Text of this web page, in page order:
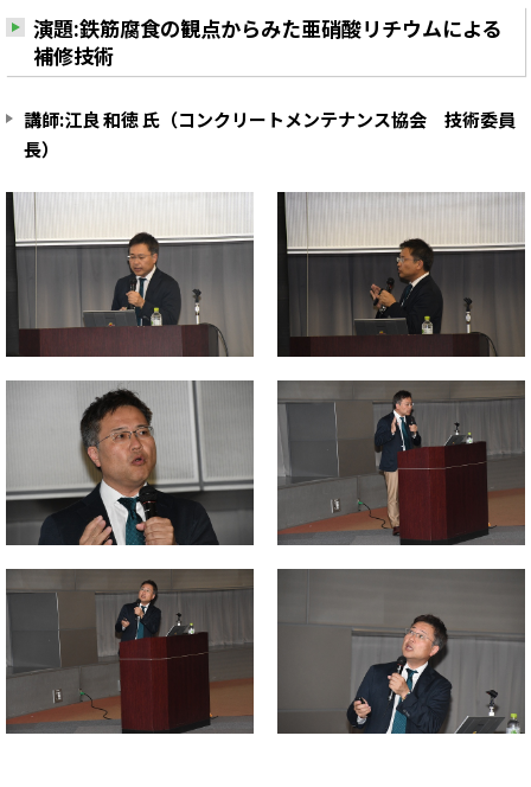
演題:鉄筋腐食の観点からみた亜硝酸リチウムによる
補修技術
講師:江良 和徳 氏（コンクリートメンテナンス協会 技術委員
長）